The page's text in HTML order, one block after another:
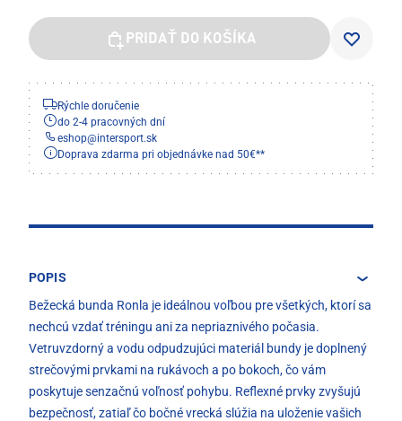
PRIDAŤ DO KOŠÍKA
Rýchle doručenie
do 2-4 pracovných dní
eshop@intersport.sk
Doprava zdarma pri objednávke nad 50€**
POPIS
Bežecká bunda Ronla je ideálnou voľbou pre všetkých, ktorí sa
nechcú vzdať tréningu ani za nepriaznivého počasia.
Vetruvzdorný a vodu odpudzujúci materiál bundy je doplnený
strečovými prvkami na rukávoch a po bokoch, čo vám
poskytuje senzačnú voľnosť pohybu. Reflexné prvky zvyšujú
bezpečnosť, zatiaľ čo bočné vrecká slúžia na uloženie vašich